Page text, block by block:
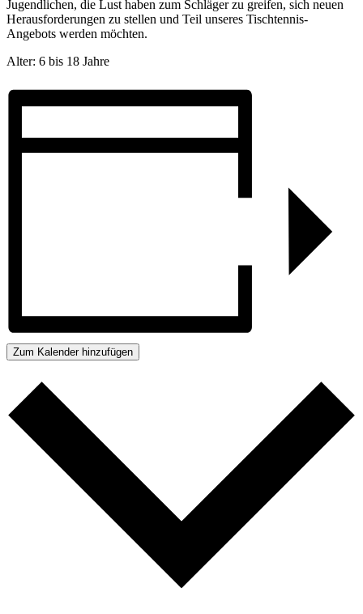
Jugendlichen, die Lust haben zum Schläger zu greifen, sich neuen
Herausforderungen zu stellen und Teil unseres Tischtennis-
Angebots werden möchten.
Alter: 6 bis 18 Jahre
Zum Kalender hinzufügen